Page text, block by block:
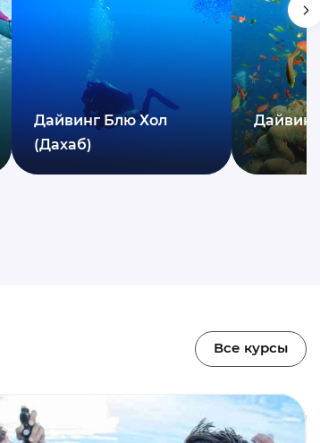
Дайвинг Блю Хол
(Дахаб)
Все курсы